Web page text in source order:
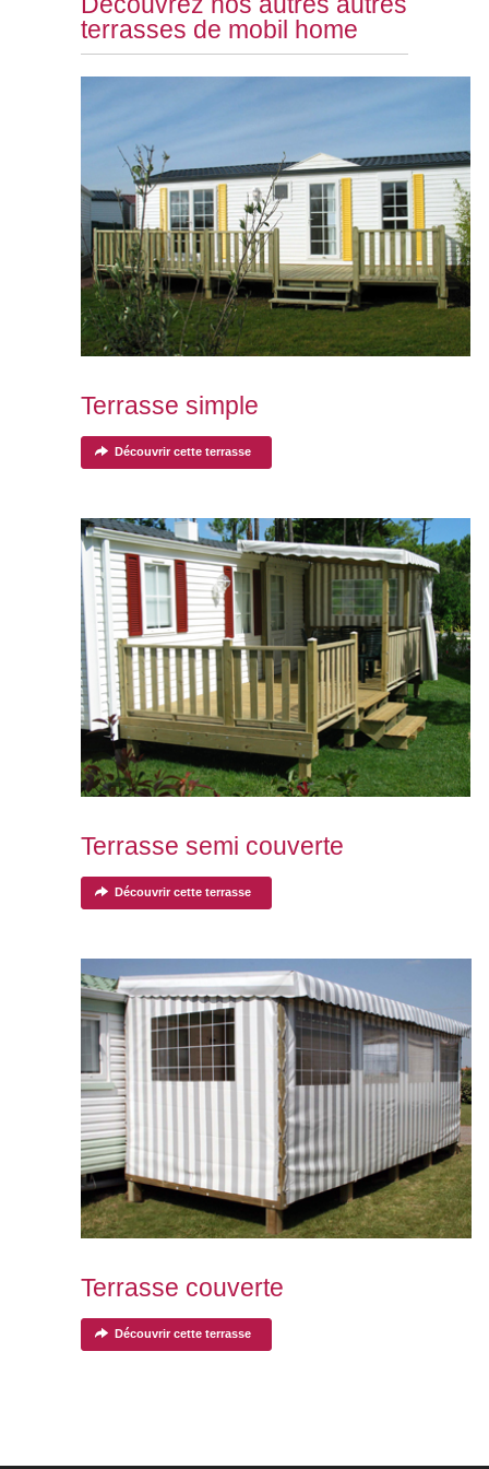
terrasses de mobil home
Terrasse simple
Découvrir cette terrasse
Terrasse semi couverte
Découvrir cette terrasse
Terrasse couverte
Découvrir cette terrasse